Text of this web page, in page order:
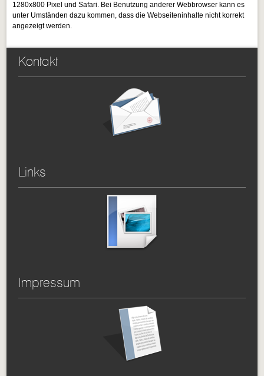
1280x800 Pixel und Safari. Bei Benutzung anderer Webbrowser kann es
unter Umständen dazu kommen, dass die Webseiteninhalte nicht korrekt
angezeigt werden.
Kontakt
Links
Impressum